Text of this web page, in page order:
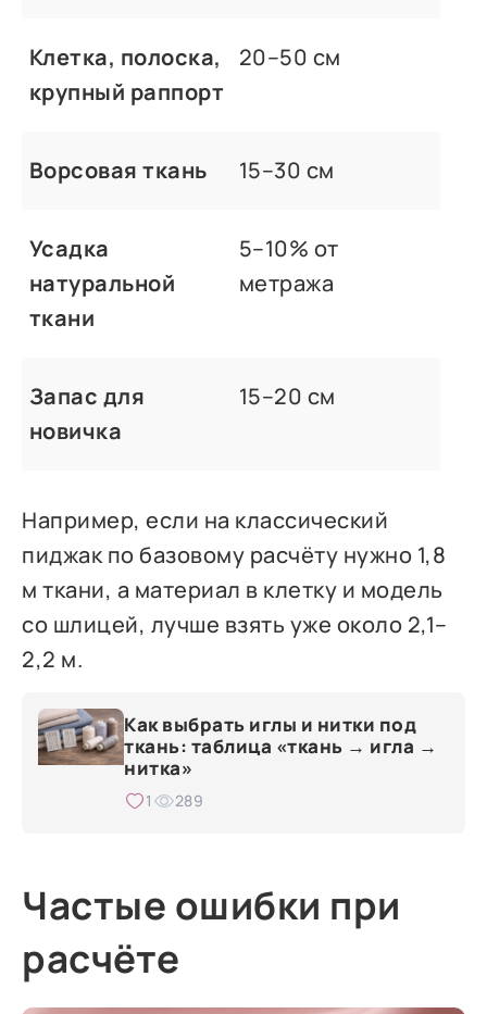
Клетка, полоска,
крупный раппорт
20–50 см
Ворсовая ткань 15–30 см
Усадка
натуральной
ткани
5–10% от
метража
Запас для
новичка
15–20 см
Например, если на классический
пиджак по базовому расчёту нужно 1,8
м ткани, а материал в клетку и модель
со шлицей, лучше взять уже около 2,1–
2,2 м.
Как выбрать иглы и нитки под
ткань: таблица «ткань → игла →
нитка»
1 289
Частые ошибки при
расчёте